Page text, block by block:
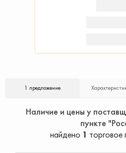
1 предложение
Наличие и цены у
пункте
найдено 1